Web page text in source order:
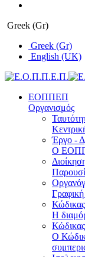
Greek (Gr)
Greek (Gr)
English (UK)
ΕΟΠΠΕΠ
Οργανισμός
Έργο -
Ο
Η
Ο